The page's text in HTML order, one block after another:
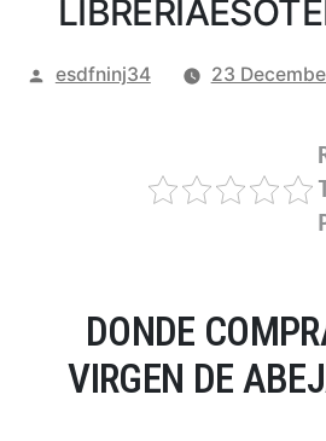
Posted
esdfninj34 23
DONDE
VIRGEN DE